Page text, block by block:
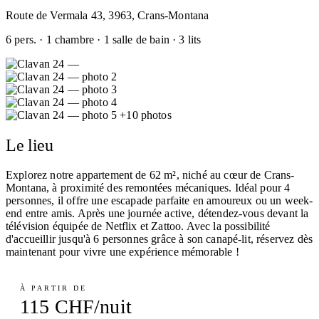
Route de Vermala 43, 3963, Crans-Montana
6 pers. · 1 chambre · 1 salle de bain · 3 lits
+10 photos
Le lieu
Explorez notre appartement de 62 m², niché au cœur de Crans-
Montana, à proximité des remontées mécaniques. Idéal pour 4
personnes, il offre une escapade parfaite en amoureux ou un week-
end entre amis. Après une journée active, détendez-vous devant la
télévision équipée de Netflix et Zattoo. Avec la possibilité
d'accueillir jusqu'à 6 personnes grâce à son canapé-lit, réservez dès
maintenant pour vivre une expérience mémorable !
À PARTIR DE
115 CHF/nuit